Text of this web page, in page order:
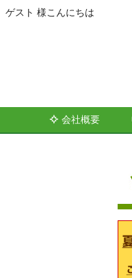
ゲスト 様こんにちは
会社概要